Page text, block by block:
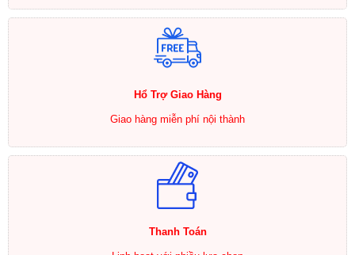
Hổ Trợ Giao Hàng
Giao hàng miễn phí nội thành
Thanh Toán